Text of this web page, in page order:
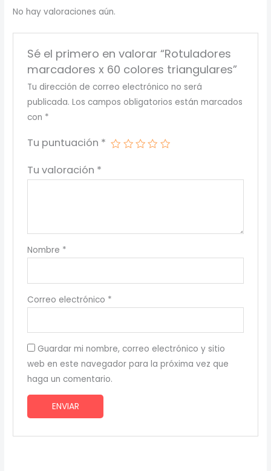
No hay valoraciones aún.
Sé el primero en valorar “Rotuladores
marcadores x 60 colores triangulares”
Tu dirección de correo electrónico no será
publicada. Los campos obligatorios están marcados
con *
Tu puntuación *
Tu valoración *
Nombre *
Correo electrónico *
Guardar mi nombre, correo electrónico y sitio
web en este navegador para la próxima vez que
haga un comentario.